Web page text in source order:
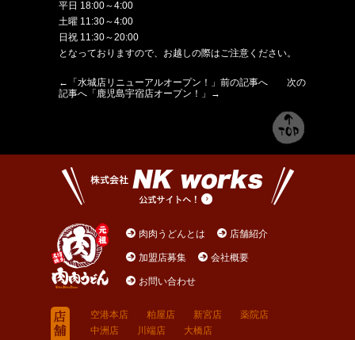
平日 18:00～4:00
土曜 11:30～4:00
日祝 11:30～20:00
となっておりますので、お越しの際はご注意ください。
←「 水城店リニューアルオープン！
」前の記事へ 次の
記事へ「 鹿児島宇宿店オープン！ 」→
肉肉うどんとは 店舗紹介
加盟店募集 会社概要
お問い合わせ
空港本店 粕屋店 新宮店
薬院店
中洲店
川端店 大橋店